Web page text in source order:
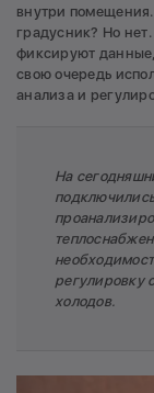
внутри
градусник? Но
фиксируют
свою очередь
анализа и
На
регулировку
холодов.